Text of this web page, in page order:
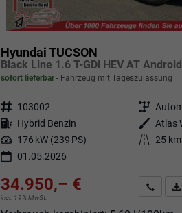
Hyundai TUCSON
sofort lieferbar Fahrzeug mit Tageszulassung
Fahrzeugnr. 103002 Getriebe
Kraftstoff Hybrid Benzin Außenfarbe Atlas
Leistung 176 kW (239 PS) Kilometerstand 25 km
01.05.2026
34.950,– €
incl. 19% MwSt.